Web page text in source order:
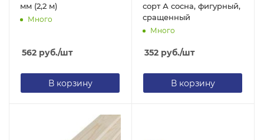
мм (2,2 м)
Много
562 руб./шт
В корзину
сорт А сосна, фигурный,
сращенный
Много
352 руб./шт
В корзину